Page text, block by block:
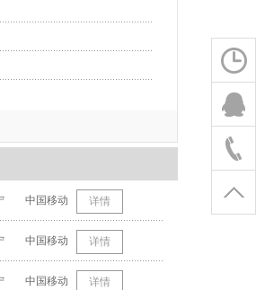
中国移动 详情
中国移动 详情
中国移动 详情